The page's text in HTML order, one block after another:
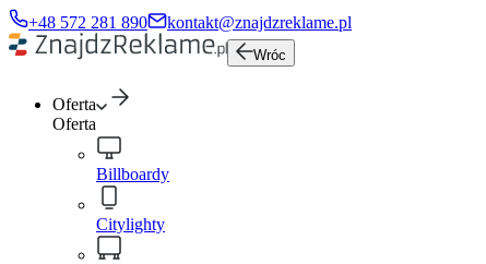
+48 572 281 890 kontakt@znajdzreklame.pl
Wróc
Oferta
Oferta
Billboardy
Citylighty